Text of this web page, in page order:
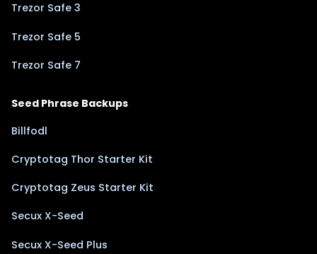
Trezor Safe 3
Trezor Safe 5
Trezor Safe 7
Seed Phrase Backups
Billfodl
Cryptotag Thor Starter Kit
Cryptotag Zeus Starter Kit
Secux X-Seed
Secux X-Seed Plus